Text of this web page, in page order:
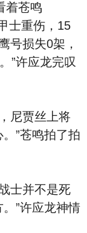
着苍鸣
士重伤，15
号损失0架，
”许应龙完叹
尼贾丝上将
”苍鸣拍了拍
士并不是死
”许应龙神情